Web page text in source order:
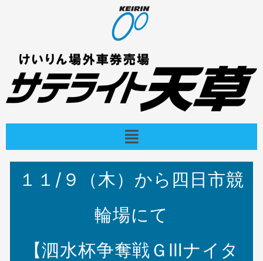
メ
ニ
ュ
１１/９（木）から四日市競
輪場にて
【泗水杯争奪戦ＧⅢナイタ